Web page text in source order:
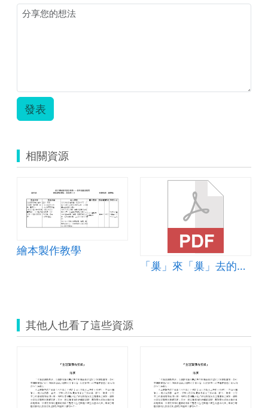
發表
相關資源
繪本製作教學
「巢」來「巢」去的驚喜
其他人也看了這些資源